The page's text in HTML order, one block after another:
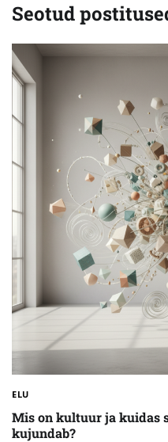
Seotud
ELU
Mis on kultuur ja kuidas
kujundab?